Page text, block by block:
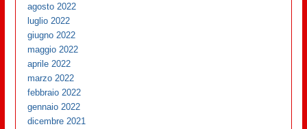
agosto 2022
luglio 2022
giugno 2022
maggio 2022
aprile 2022
marzo 2022
febbraio 2022
gennaio 2022
dicembre 2021